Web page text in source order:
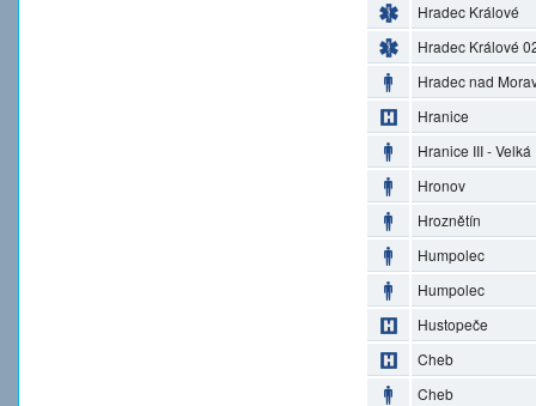
Hradec Králové
Hradec Králové
Hradec nad
Hranice
Hranice III - Velká
Hronov
Hroznětín
Humpolec
Humpolec
Hustopeče
Cheb
Cheb